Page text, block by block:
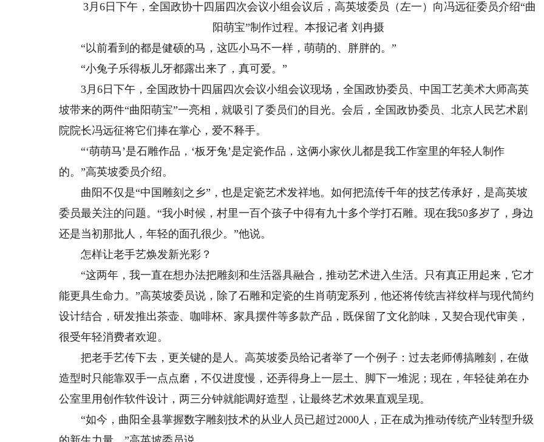
3月6日下午，全国政协十四届四次会议小组会议后，高英坡委员（左一）向冯远征委员介绍“曲
阳萌宝”制作过程。本报记者 刘冉摄
“以前看到的都是健硕的马，这匹小马不一样，萌萌的、胖胖的。”
“小兔子乐得板儿牙都露出来了，真可爱。”
3月6日下午，全国政协十四届四次会议小组会议现场，全国政协委员、中国工艺美术大师高英
坡带来的两件“曲阳萌宝”一亮相，就吸引了委员们的目光。会后，全国政协委员、北京人民艺术剧
院院长冯远征将它们捧在掌心，爱不释手。
“‘萌萌马’是石雕作品，‘板牙兔’是定瓷作品，这俩小家伙儿都是我工作室里的年轻人制作
的。”高英坡委员介绍。
曲阳不仅是“中国雕刻之乡”，也是定瓷艺术发祥地。如何把流传千年的技艺传承好，是高英坡
委员最关注的问题。“我小时候，村里一百个孩子中得有九十多个学打石雕。现在我50多岁了，身边
还是当初那批人，年轻的面孔很少。”他说。
怎样让老手艺焕发新光彩？
“这两年，我一直在想办法把雕刻和生活器具融合，推动艺术进入生活。只有真正用起来，它才
能更具生命力。”高英坡委员说，除了石雕和定瓷的生肖萌宠系列，他还将传统吉祥纹样与现代简约
设计结合，研发推出茶壶、咖啡杯、家具摆件等多款产品，既保留了文化韵味，又契合现代审美，
很受年轻消费者欢迎。
把老手艺传下去，更关键的是人。高英坡委员给记者举了一个例子：过去老师傅搞雕刻，在做
造型时只能靠双手一点点磨，不仅进度慢，还弄得身上一层土、脚下一堆泥；现在，年轻徒弟在办
公室里用创作软件设计，两三分钟就能调好造型，让最终艺术效果直观呈现。
“如今，曲阳全县掌握数字雕刻技术的从业人员已超过2000人，正在成为推动传统产业转型升级